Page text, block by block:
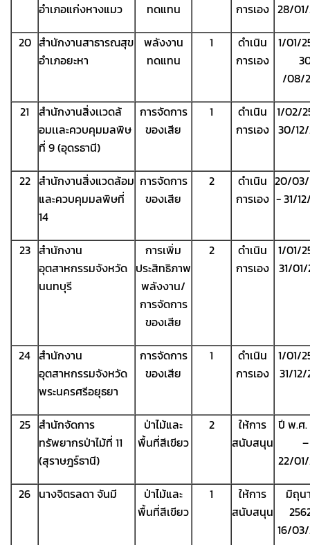
อำเภอแก่งหางแมว
ทดแทน
การเอง 28/
20 สำนักงานสาธารณสุข
อำเภอยะหา
พลังงาน
ทดแทน
1
ดำเนิน
การเอง
1/01/
/08/
21
สำนักงานสิ่งเเวดล้
อมเเละควบคุมมลพิษ
ที่ 9 (อุดรธานี)
การจัดการ
ของเสีย
1
ดำเนิน
การเอง
1/02/
30/
22 สำนักงานสิ่งแวดล้อม
และควบคุมมลพิษที่
14
การจัดการ
ของเสีย
2
ดำเนิน
การเอง
20/
- 31/
23 สำนักงาน
อุตสาหกรรมจังหวัด
นนทบุรี
การเพิ่ม
ประสิทธิภาพ
พลังงาน/
การจัดการ
ของเสีย
2
ดำเนิน
การเอง
1/01/
31/
24 สำนักงาน
อุตสาหกรรมจังหวัด
พระนครศรีอยุธยา
การจัดการ
ของเสีย
1
ดำเนิน
การเอง
1/01/
31/
25 สำนักจัดการ
ทรัพยากรป่าไม้ที่ 11
(สุราษฎร์ธานี)
ป่าไม้และ
พื้นที่สีเขียว
2
ให้การ
สนับสนุน
ปี พ.ศ.
–
22/
26 นางจิตรลดา จันมี
ป่าไม้และ
พื้นที่สีเขียว
1
ให้การ
สนับสนุน
มิถุน
16/